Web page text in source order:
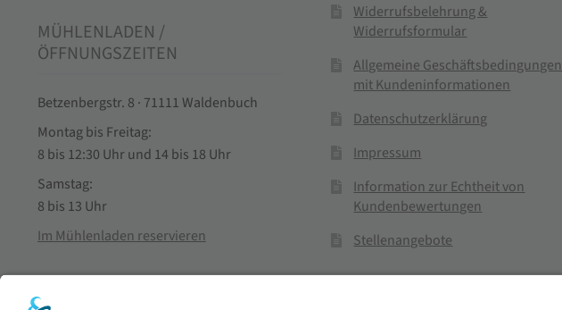
MÜHLENLADEN /
ÖFFNUNGSZEITEN
Betzenbergstr. 8 · 71111 Waldenbuch
Montag bis Freitag:
8 bis 12:30 Uhr und 14 bis 18 Uhr
Samstag:
8 bis 13 Uhr
Im Mühlenladen reservieren
Widerrufsbelehrung &
Widerrufsformular
Allgemeine Geschäftsbedingungen
mit Kundeninformationen
Datenschutzerklärung
Impressum
Information zur Echtheit von
Kundenbewertungen
Stellenangebote